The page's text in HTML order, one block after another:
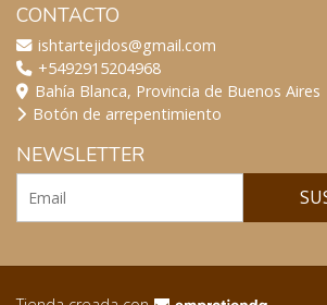
CONTACTO
ishtartejidos@gmail.com
+5492915204968
Bahía Blanca, Provincia de Buenos Aires
Botón de arrepentimiento
NEWSLETTER